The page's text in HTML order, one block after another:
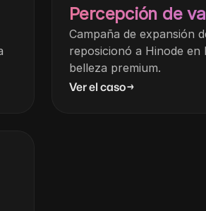
Percepción de
Campaña de expansión
reposicionó a Hinode en
belleza premium.
Ver el caso→